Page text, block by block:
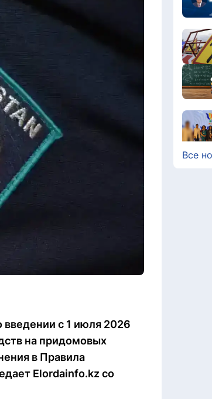
введении с 1 июля 2026
на придомовых
в Правила
Elordainfo.kz со
Все